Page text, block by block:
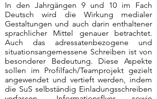
In den Jahrgängen 9 und 10 im Fach
Deutsch wird die Wirkung medialer
Gestaltungen und auch darin enthaltener
sprachlicher Mittel genauer betrachtet.
Auch das adressatenbezogene und
situationsangemessene Schreiben ist von
besonderer Bedeutung. Diese Aspekte
sollen im Profilfach/Teamprojekt gezielt
angewendet und vertieft werden, indem
die SuS selbständig Einladungsschreiben